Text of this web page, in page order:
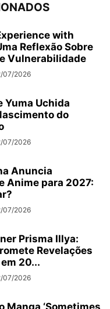
with
Reflexão Sobre
Vulnerabilidade
07/2026
Yuma Uchida
do
07/2026
Anuncia
Anime para 2027:
07/2026
Prisma Illya:
Revelações
20...
07/2026